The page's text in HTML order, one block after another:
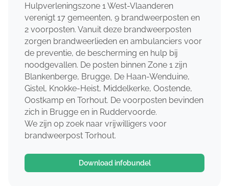
Hulpverleningszone 1 West-Vlaanderen
verenigt 17 gemeenten, 9 brandweerposten en
2 voorposten. Vanuit deze brandweerposten
zorgen brandweerlieden en ambulanciers voor
de preventie, de bescherming en hulp bij
noodgevallen. De posten binnen Zone 1 zijn
Blankenberge, Brugge, De Haan-Wenduine,
Gistel, Knokke-Heist, Middelkerke, Oostende,
Oostkamp en Torhout. De voorposten bevinden
zich in Brugge en in Ruddervoorde.
We zijn op zoek naar vrijwilligers voor
brandweerpost Torhout.
Download infobundel